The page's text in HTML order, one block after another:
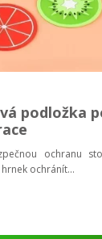
podložka
ochranu
ochránít...